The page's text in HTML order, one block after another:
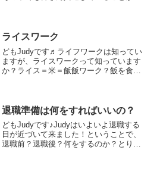
−３０代の...
ライスワーク
どもJudyです♬ライフワークは知ってい
ますが、ライスワークって知っています
か？ライス＝米＝飯飯ワーク？飯を食う
ーク」だと思われます...
退職準備は何をすればいいの？
どもJudyです♪Judyはいよいよ退職する
日が近づいて来ました！ということで、
退職前？退職後？何をするのか？とりあ